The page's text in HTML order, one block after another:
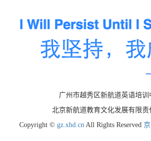
广州市越秀区新航道英语培训
北京新航道教育文化发展有限责
Copyright © gz.xhd.cnAll Rights Reserved